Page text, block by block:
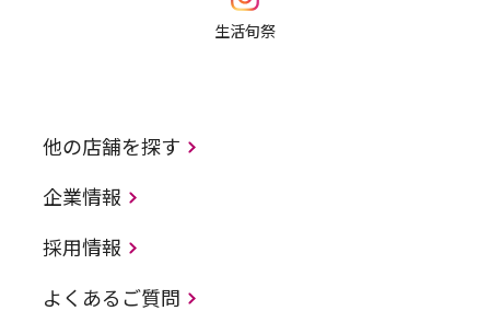
生活旬祭
他の店舗を探す
企業情報
採用情報
よくあるご質問